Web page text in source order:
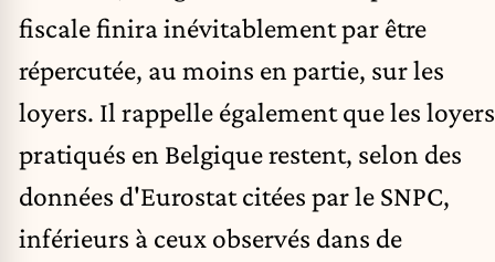
fiscale finira inévitablement par être
répercutée, au moins en partie, sur les
loyers. Il rappelle également que les loyers
pratiqués en Belgique restent, selon des
données d'Eurostat citées par le SNPC,
inférieurs à ceux observés dans de